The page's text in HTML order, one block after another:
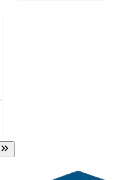
keyboard_double_arrow_right